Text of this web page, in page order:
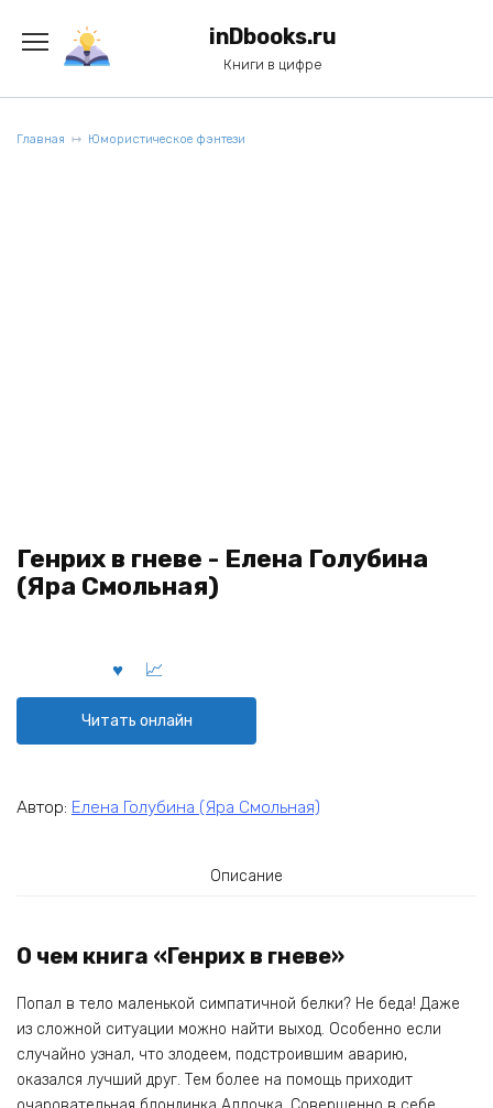
содержанию
inDbooks.ru
Книги в цифре
Главная Юмористическое фэнтези
Генрих в гневе - Елена Голубина
(Яра Смольная)
Читать онлайн
Автор: Елена Голубина (Яра Смольная)
Описание
О чем книга «Генрих в гневе»
Попал в тело маленькой симпатичной белки? Не беда! Даже
из сложной ситуации можно найти выход. Особенно если
случайно узнал, что злодеем, подстроившим аварию,
оказался лучший друг. Тем более на помощь приходит